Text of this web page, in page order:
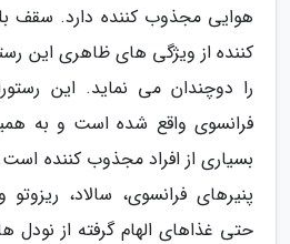
هوایی مجذوب کننده دارد. سقف
کننده از ویژگی های ظاهری این
را دوچندان می نماید. این
فرانسوی واقع شده است و به
بسیاری از افراد مجذوب کننده
پنیرهای فرانسوی، سالاد، ریزوتو
حتی غذاهای الهام گرفته از